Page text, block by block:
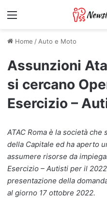
Menu
Home /Auto e Moto
Assunzioni
si cercano
Esercizio –
ATAC Roma è la società
della Capitale ed ha aperto
assumere risorse da
Esercizio – Autisti per il
presentazione della
al giorno 17 ottobre 2022.